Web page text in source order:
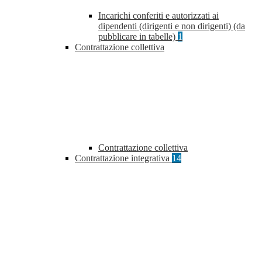
Incarichi conferiti e autorizzati ai
dipendenti (dirigenti e non dirigenti) (da
pubblicare in tabelle) 1
Contrattazione collettiva
Contrattazione collettiva
Contrattazione integrativa 14